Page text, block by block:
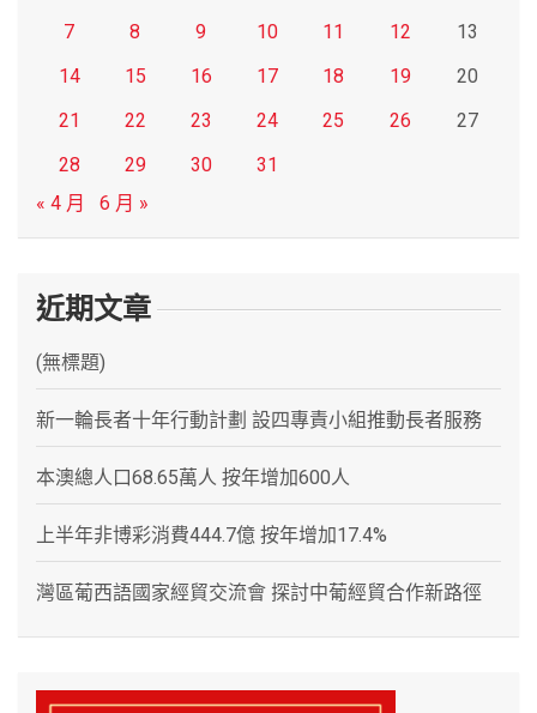
7
8 9 10 11 12
13
14
15 16 17 18 19
20
21
22 23 24 25 26
27
28
29 30
31
« 4 月
6 月 »
近期文章
(無標題)
新一輪長者十年行動計劃 設四專責小組推動長者服務
本澳總人口68.65萬人 按年增加600人
上半年非博彩消費444.7億 按年增加17.4%
灣區葡西語國家經貿交流會 探討中葡經貿合作新路徑